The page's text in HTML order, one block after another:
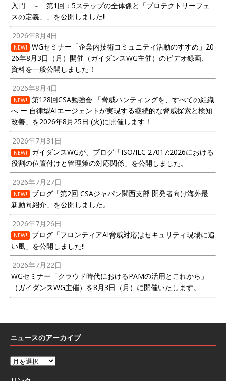
入門 ～ 第1回：5ステップの全体像と「プロテクトサーフェ
スの定義」」を公開しました!!
2026年8月4日
NEW!
WGセミナー「企業内技術コミュニティ活動のすすめ」20
26年8月3日（月）開催（ガイダンスWG主催）のビデオ録画、
資料を一般公開しました！
2026年8月4日
NEW!
第128回CSA勉強会 「脅威ハンティングを、すべての組織
へ ー 自律型AIエージェントが実現する継続的な脅威探索と検知
改善」を2026年8月25日 (火)に開催します！
2026年7月31日
NEW!
ガイダンスWGが、ブログ「ISO/IEC 27017:2026における
役割の位置付けと管理策の対応関係」を公開しました。
2026年7月27日
NEW!
ブログ「第2回 CSAジャパン関西支部 開発者向け海外最
新動向紹介」を公開しました。
2026年7月26日
NEW!
ブログ「フロンティアAI脅威対応はセキュリティ現場に追
い風」を公開しました!!
2026年7月22日
WGセミナー「クラウド時代におけるPAMの活用とこれから」
（ガイダンスWG主催）を8月3日（月）に開催いたします。
ニュースのアーカイブ